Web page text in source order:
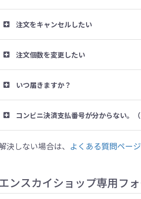
注文をキャンセルしたい
注文個数を変更したい
いつ届きますか？
コンビニ決済支払番号が分からない。
決しない場合は、 よくある質問ページ
ンスカイショップ専用フ